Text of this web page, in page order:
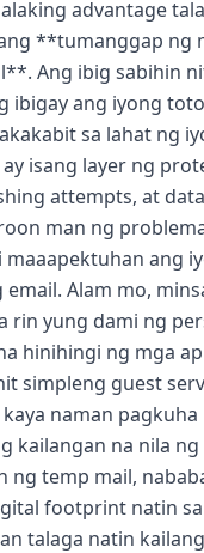
advantage
**tumanggap ng
Ang ibig sabihin
ibigay ang iyong
sa lahat ng
isang layer ng
attempts, at
man ng
maaapektuhan ang
Alam mo,
rin yung dami ng
hinihingi ng mga
simpleng guest
naman
kailangan na nila ng
ng temp mail,
footprint natin
talaga natin